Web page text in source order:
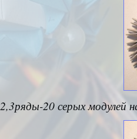
2,3ряды-20 серых модулей